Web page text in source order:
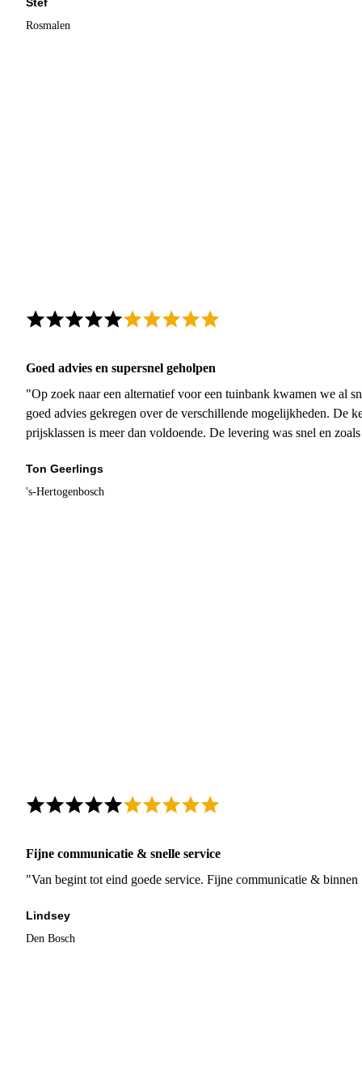
Rosmalen
Goed advies en supersnel geholpen
"Op zoek naar een alternatief voor een tuinbank kwamen we al
goed advies gekregen over de verschillende mogelijkheden. De
prijsklassen is meer dan voldoende. De levering was snel en
Ton Geerlings
's-Hertogenbosch
Fijne communicatie & snelle service
"Van begint tot eind goede service. Fijne communicatie &
Lindsey
Den Bosch